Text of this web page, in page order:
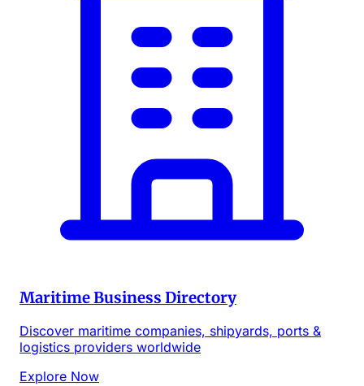
Maritime Business Directory
Discover maritime companies, shipyards, ports &
logistics providers worldwide
Explore Now